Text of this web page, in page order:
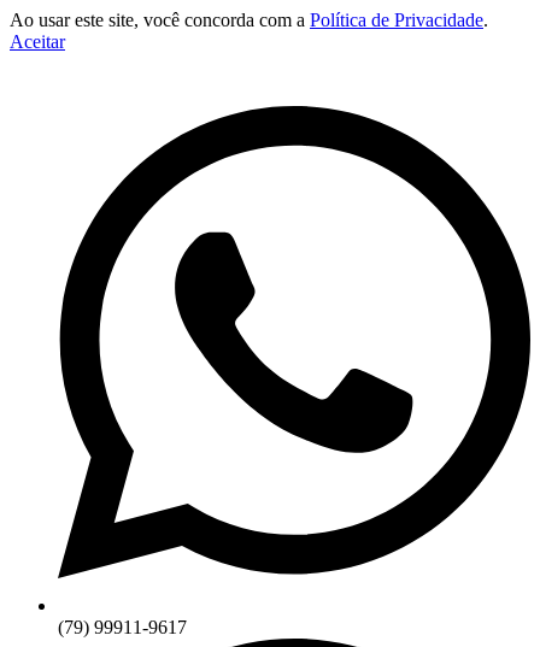
Ao usar este site, você concorda com a Política de Privacidade.
Aceitar
(79) 99911-9617